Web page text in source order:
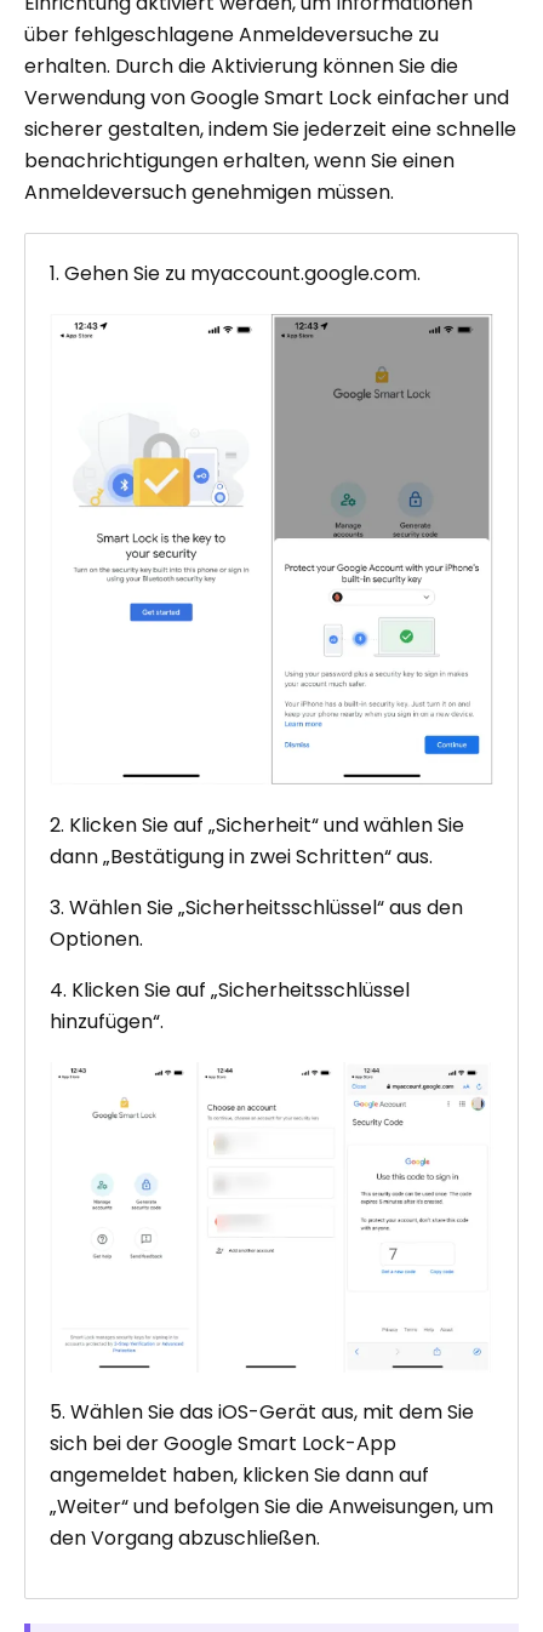
über fehlgeschlagene Anmeldeversuche zu
erhalten. Durch die Aktivierung können Sie die
Verwendung von Google Smart Lock einfacher und
sicherer gestalten, indem Sie jederzeit eine schnelle
benachrichtigungen erhalten, wenn Sie einen
Anmeldeversuch genehmigen müssen.
1. Gehen Sie zu myaccount.google.com.
2. Klicken Sie auf „Sicherheit“ und wählen Sie
dann „Bestätigung in zwei Schritten“ aus.
3. Wählen Sie „Sicherheitsschlüssel“ aus den
Optionen.
4. Klicken Sie auf „Sicherheitsschlüssel
hinzufügen“.
5. Wählen Sie das iOS-Gerät aus, mit dem Sie
sich bei der Google Smart Lock-App
angemeldet haben, klicken Sie dann auf
„Weiter“ und befolgen Sie die Anweisungen, um
den Vorgang abzuschließen.